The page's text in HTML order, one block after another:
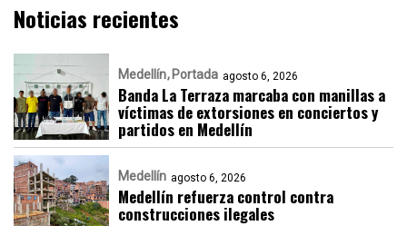
Noticias recientes
Medellín Portada agosto 6, 2026
Banda La Terraza marcaba con manillas a
víctimas de extorsiones en conciertos y
partidos en Medellín
Medellín agosto 6, 2026
Medellín refuerza control contra
construcciones ilegales